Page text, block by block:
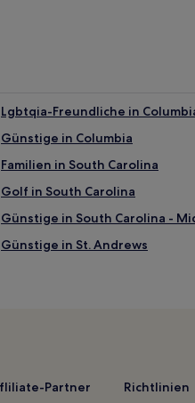
Lgbtqia-Freundliche in
Günstige in Columbia
Familien in South Carolina
Golf in South Carolina
Günstige in South Carolina -
Günstige in St. Andrews
Partner
Richtlinien